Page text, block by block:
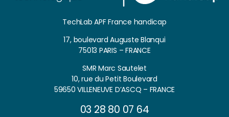
TechLab APF France handicap
17, boulevard Auguste Blanqui
75013 PARIS – FRANCE
SMR Marc Sautelet
10, rue du Petit Boulevard
59650 VILLENEUVE D’ASCQ – FRANCE
03 28 80 07 64